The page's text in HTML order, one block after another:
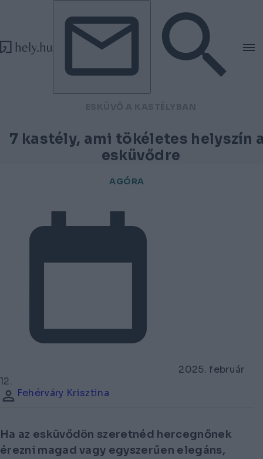
Tovább a tartalomhoz
Tovább a lábléchez
7 kastély, ami tökéletes helyszín
esküvődre
AGÓRA
2025. február
12.
Fehérváry Krisztina
Ha az esküvődön szeretnéd hercegnőnek
érezni magad vagy egyszerűen elegáns,